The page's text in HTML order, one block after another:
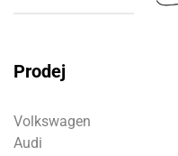
Prodej
Volkswagen
Audi